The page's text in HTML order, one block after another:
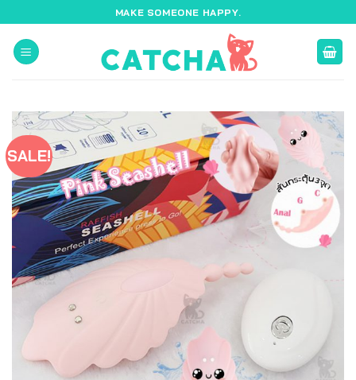
ไป
เนื้อหา
MAKE SOMEONE HAPPY.
SALE!